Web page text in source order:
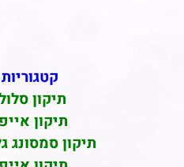
תיקון
תיקון
תיקון סמסונג